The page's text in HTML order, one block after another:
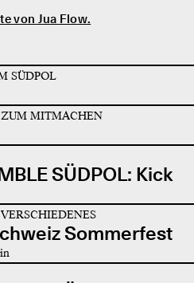
von Jua Flow.
SÜDPOL
MITMACHEN
SÜDPOL: Kick
Sommerfest